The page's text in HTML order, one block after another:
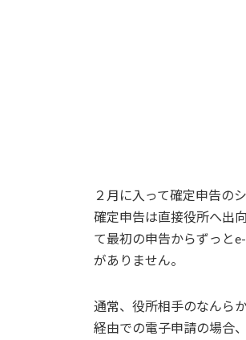
２月に入って確定申告の
確定申告は直接役所へ出
て最初の申告からずっと
がありません。
通常、役所相手のなんら
経由での電子申請の場合